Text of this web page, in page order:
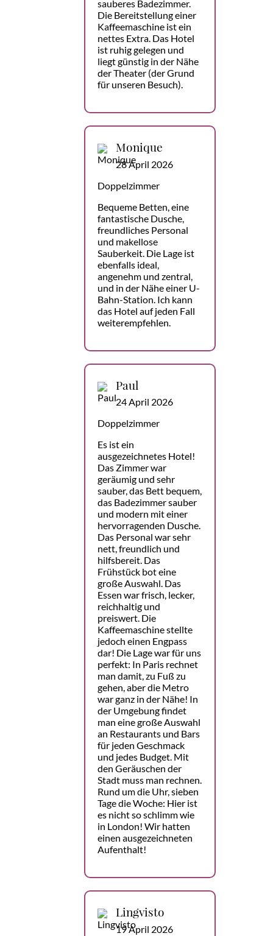
sauberes Badezimmer.
Die Bereitstellung einer
Kaffeemaschine ist ein
nettes Extra. Das Hotel
ist ruhig gelegen und
liegt günstig in der Nähe
der Theater (der Grund
für unseren Besuch).
Monique
28 April 2026
Doppelzimmer
Bequeme Betten, eine
fantastische Dusche,
freundliches Personal
und makellose
Sauberkeit. Die Lage ist
ebenfalls ideal,
angenehm und zentral,
und in der Nähe einer U-
Bahn-Station. Ich kann
das Hotel auf jeden Fall
weiterempfehlen.
Paul
24 April 2026
Doppelzimmer
Es ist ein
ausgezeichnetes Hotel!
Das Zimmer war
geräumig und sehr
sauber, das Bett bequem,
das Badezimmer sauber
und modern mit einer
hervorragenden Dusche.
Das Personal war sehr
nett, freundlich und
hilfsbereit. Das
Frühstück bot eine
große Auswahl. Das
Essen war frisch, lecker,
reichhaltig und
preiswert. Die
Kaffeemaschine stellte
jedoch einen Engpass
dar! Die Lage war für uns
perfekt: In Paris rechnet
man damit, zu Fuß zu
gehen, aber die Metro
war ganz in der Nähe! In
der Umgebung findet
man eine große Auswahl
an Restaurants und Bars
für jeden Geschmack
und jedes Budget. Mit
den Geräuschen der
Stadt muss man rechnen.
Rund um die Uhr, sieben
Tage die Woche: Hier ist
es nicht so schlimm wie
in London! Wir hatten
einen ausgezeichneten
Aufenthalt!
Lingvisto
19 April 2026